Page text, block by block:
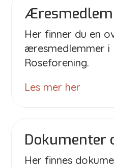
Her finner du en
æresmedlemmer i
Roseforening.
Les mer her
Dokumenter
Her finnes